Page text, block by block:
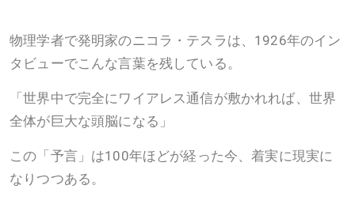
物理学者で発明家のニコラ・テスラは、1926年のイン
タビューでこんな言葉を残している。
「世界中で完全にワイアレス通信が敷かれれば、世界
全体が巨大な頭脳になる」
この「予言」は100年ほどが経った今、着実に現実に
なりつつある。